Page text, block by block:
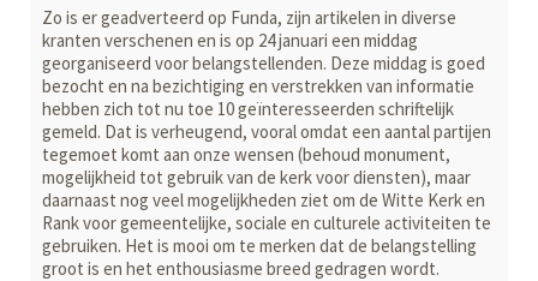
Zo is er geadverteerd op Funda, zijn artikelen in diverse
kranten verschenen en is op 24 januari een middag
georganiseerd voor belangstellenden. Deze middag is goed
bezocht en na bezichtiging en verstrekken van informatie
hebben zich tot nu toe 10 geïnteresseerden schriftelijk
gemeld. Dat is verheugend, vooral omdat een aantal partijen
tegemoet komt aan onze wensen (behoud monu­ment,
mogelijkheid tot gebruik van de kerk voor diensten), maar
daarnaast nog veel mogelijkheden ziet om de Witte Kerk en
Rank voor gemeentelijke, sociale en culturele activiteiten te
gebruiken. Het is mooi om te merken dat de belang­stelling
groot is en het enthousiasme breed gedragen wordt.